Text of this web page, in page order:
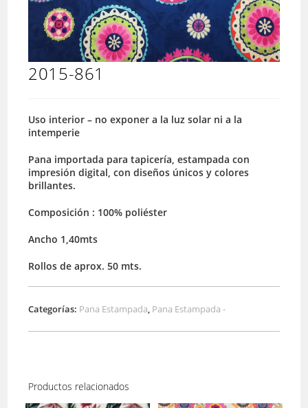
2015-861
Uso interior – no exponer a la luz solar ni a la
intemperie
Pana importada para tapicería, estampada con
impresión digital, con diseños únicos y colores
brillantes.
Composición : 100% poliéster
Ancho 1,40mts
Rollos de aprox. 50 mts.
Categorías: Pana Estampada, Pana Estampada -
Productos relacionados